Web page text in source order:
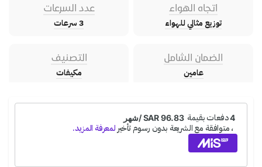
اتجاه الهواء
توزيع مثالي للهواء
عدد السرعات
3 سرعات
الضمان الشامل
عامين
التصنيف
مكيفات